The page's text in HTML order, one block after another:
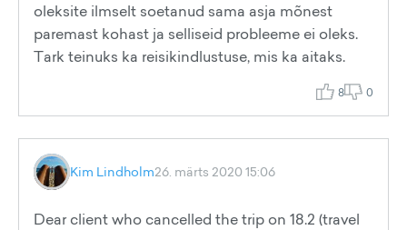
oleksite ilmselt soetanud sama asja mõnest
paremast kohast ja selliseid probleeme ei oleks.
Tark teinuks ka reisikindlustuse, mis ka aitaks.
8 0
Kim Lindholm26. märts 2020 15:06
Dear client who cancelled the trip on 18.2 (travel